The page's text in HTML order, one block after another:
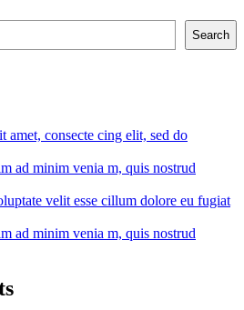
Search
amet, consecte cing elit, sed do
ad minim venia m, quis nostrud
velit esse cillum dolore eu fugiat
ad minim venia m, quis nostrud